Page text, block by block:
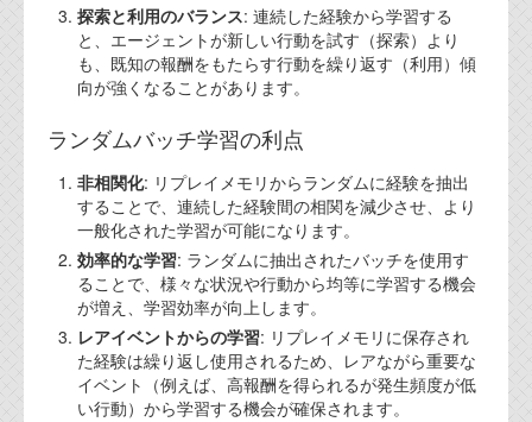
探索と利用のバランス: 連続した経験から学習する
と、エージェントが新しい行動を試す（探索）より
も、既知の報酬をもたらす行動を繰り返す（利用）傾
向が強くなることがあります。
ランダムバッチ学習の利点
非相関化: リプレイメモリからランダムに経験を抽出
することで、連続した経験間の相関を減少させ、より
一般化された学習が可能になります。
効率的な学習: ランダムに抽出されたバッチを使用す
ることで、様々な状況や行動から均等に学習する機会
が増え、学習効率が向上します。
レアイベントからの学習: リプレイメモリに保存され
た経験は繰り返し使用されるため、レアながら重要な
イベント（例えば、高報酬を得られるが発生頻度が低
い行動）から学習する機会が確保されます。